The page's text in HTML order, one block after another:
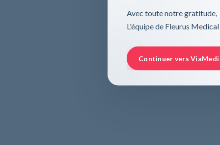
Avec toute notre gratitude,
L'équipe de Fleurus Medical
Continuer vers ViaMedi